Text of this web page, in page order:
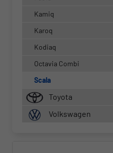
Kamiq
Karoq
Kodiaq
Octavia Combi
Scala
Toyota
Volkswagen